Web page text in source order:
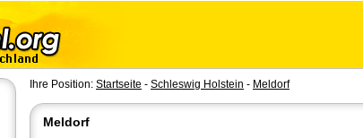
Ihre Position: Startseite - Schleswig Holstein - Meldorf
Meldorf